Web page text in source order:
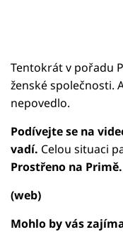
Tentokrát v pořadu
ženské společnosti.
nepovedlo.
Podívejte se na
vadí. Celou situaci
Prostřeno na Primě.
(web)
Mohlo by vás